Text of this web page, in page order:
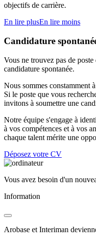
objectifs de carrière.
En lire plusEn lire moins
Candidature
Vous ne trouvez pas de
candidature spontanée.
Nous sommes constamment
Si le poste que vous
invitons à soumettre une
Notre équipe s'engage à
à vos compétences et à vos
chaque talent mérite une
Déposez votre CV
Vous avez besoin d'un
Information
Arobase et Interiman